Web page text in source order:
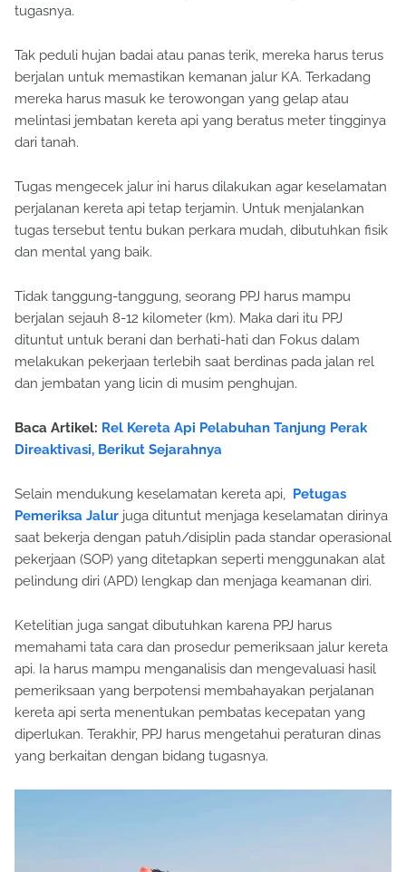
tugasnya.
Tak peduli hujan badai atau panas terik, mereka harus terus
berjalan untuk memastikan kemanan jalur KA. Terkadang
mereka harus masuk ke terowongan yang gelap atau
melintasi jembatan kereta api yang beratus meter tingginya
dari tanah.
Tugas mengecek jalur ini harus dilakukan agar keselamatan
perjalanan kereta api tetap terjamin. Untuk menjalankan
tugas tersebut tentu bukan perkara mudah, dibutuhkan fisik
dan mental yang baik.
Tidak tanggung-tanggung, seorang PPJ harus mampu
berjalan sejauh 8-12 kilometer (km). Maka dari itu PPJ
dituntut untuk berani dan berhati-hati dan Fokus dalam
melakukan pekerjaan terlebih saat berdinas pada jalan rel
dan jembatan yang licin di musim penghujan.
Baca Artikel: Rel Kereta Api Pelabuhan Tanjung Perak
Direaktivasi, Berikut Sejarahnya
Selain mendukung keselamatan kereta api, Petugas
Pemeriksa Jalur juga dituntut menjaga keselamatan dirinya
saat bekerja dengan patuh/disiplin pada standar operasional
pekerjaan (SOP) yang ditetapkan seperti menggunakan alat
pelindung diri (APD) lengkap dan menjaga keamanan diri.
Ketelitian juga sangat dibutuhkan karena PPJ harus
memahami tata cara dan prosedur pemeriksaan jalur kereta
api. Ia harus mampu menganalisis dan mengevaluasi hasil
pemeriksaan yang berpotensi membahayakan perjalanan
kereta api serta menentukan pembatas kecepatan yang
diperlukan. Terakhir, PPJ harus mengetahui peraturan dinas
yang berkaitan dengan bidang tugasnya.